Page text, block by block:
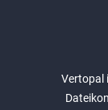
Vertopal